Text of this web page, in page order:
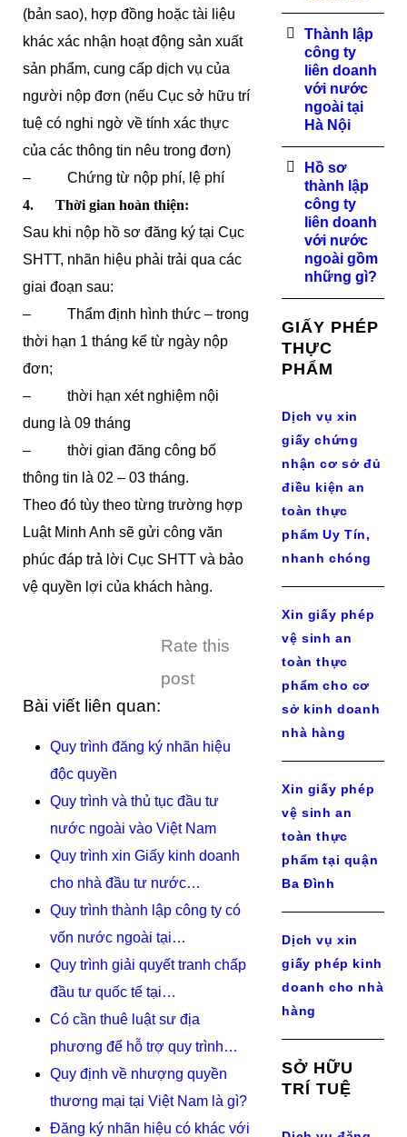
(bản sao), hợp đồng hoặc tài liệu
khác xác nhận hoạt động sản xuất
sản phẩm, cung cấp dịch vụ của
người nộp đơn (nếu Cục sở hữu trí
tuệ có nghi ngờ về tính xác thực
của các thông tin nêu trong đơn)
– Chứng từ nộp phí, lệ phí
4. Thời gian hoàn thiện:
Sau khi nộp hồ sơ đăng ký tại Cục
SHTT, nhãn hiệu phải trải qua các
giai đoạn sau:
– Thẩm định hình thức – trong
thời hạn 1 tháng kể từ ngày nộp
đơn;
– thời hạn xét nghiệm nội
dung là 09 tháng
– thời gian đăng công bố
thông tin là 02 – 03 tháng.
Theo đó tùy theo từng trường hợp
Luật Minh Anh sẽ gửi công văn
phúc đáp trả lời Cục SHTT và bảo
vệ quyền lợi của khách hàng.
Rate this
post
Bài viết liên quan:
Quy trình đăng ký nhãn hiệu
độc quyền
Quy trình và thủ tục đầu tư
nước ngoài vào Việt Nam
Quy trình xin Giấy kinh doanh
cho nhà đầu tư nước…
Quy trình thành lập công ty có
vốn nước ngoài tại…
Quy trình giải quyết tranh chấp
đầu tư quốc tế tại…
Có cần thuê luật sư địa
phương để hỗ trợ quy trình…
Quy định về nhượng quyền
thương mại tại Việt Nam là gì?
Đăng ký nhãn hiệu có khác với
Thành lập
công ty
liên doanh
với nước
ngoài tại
Hà Nội
Hồ sơ
thành lập
công ty
liên doanh
với nước
ngoài gồm
những gì?
GIẤY PHÉP
THỰC
PHẨM
Dịch vụ xin
giấy chứng
nhận cơ sở đủ
điều kiện an
toàn thực
phẩm Uy Tín,
nhanh chóng
Xin giấy phép
vệ sinh an
toàn thực
phẩm cho cơ
sở kinh doanh
nhà hàng
Xin giấy phép
vệ sinh an
toàn thực
phẩm tại quận
Ba Đình
Dịch vụ xin
giấy phép kinh
doanh cho nhà
hàng
SỞ HỮU
TRÍ TUỆ